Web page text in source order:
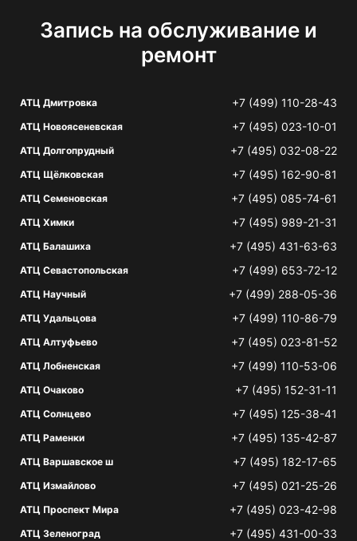
Запись на обслуживание и
ремонт
АТЦ Дмитровка +7 (499) 110-28-43
АТЦ Новоясеневская +7 (495) 023-10-01
АТЦ Долгопрудный +7 (495) 032-08-22
АТЦ Щёлковская +7 (495) 162-90-81
АТЦ Семеновская +7 (495) 085-74-61
АТЦ Химки +7 (495) 989-21-31
АТЦ Балашиха +7 (495) 431-63-63
АТЦ Севастопольская +7 (499) 653-72-12
АТЦ Научный +7 (499) 288-05-36
АТЦ Удальцова +7 (499) 110-86-79
АТЦ Алтуфьево +7 (495) 023-81-52
АТЦ Лобненская +7 (499) 110-53-06
АТЦ Очаково +7 (495) 152-31-11
АТЦ Солнцево +7 (495) 125-38-41
АТЦ Раменки +7 (495) 135-42-87
АТЦ Варшавское ш +7 (495) 182-17-65
АТЦ Измайлово +7 (495) 021-25-26
АТЦ Проспект Мира +7 (495) 023-42-98
АТЦ Зеленоград +7 (495) 431-00-33